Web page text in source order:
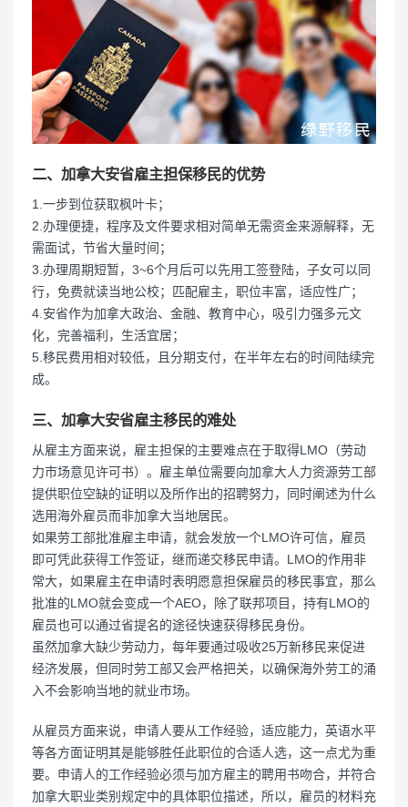
二、加拿大安省雇主担保移民的优势
1.一步到位获取枫叶卡；
2.办理便捷，程序及文件要求相对简单无需资金来源解释，无
需面试，节省大量时间；
3.办理周期短暂，3~6个月后可以先用工签登陆，子女可以同
行，免费就读当地公校；匹配雇主，职位丰富，适应性广；
4.安省作为加拿大政治、金融、教育中心，吸引力强多元文
化，完善福利，生活宜居；
5.移民费用相对较低，且分期支付，在半年左右的时间陆续完
成。
三、加拿大安省雇主移民的难处
从雇主方面来说，雇主担保的主要难点在于取得LMO（劳动
力市场意见许可书）。雇主单位需要向加拿大人力资源劳工部
提供职位空缺的证明以及所作出的招聘努力，同时阐述为什么
选用海外雇员而非加拿大当地居民。
如果劳工部批准雇主申请，就会发放一个LMO许可信，雇员
即可凭此获得工作签证，继而递交移民申请。LMO的作用非
常大，如果雇主在申请时表明愿意担保雇员的移民事宜，那么
批准的LMO就会变成一个AEO，除了联邦项目，持有LMO的
雇员也可以通过省提名的途径快速获得移民身份。
虽然加拿大缺少劳动力，每年要通过吸收25万新移民来促进
经济发展，但同时劳工部又会严格把关，以确保海外劳工的涌
入不会影响当地的就业市场。
从雇员方面来说，申请人要从工作经验，适应能力，英语水平
等各方面证明其是能够胜任此职位的合适人选，这一点尤为重
要。申请人的工作经验必须与加方雇主的聘用书吻合，并符合
加拿大职业类别规定中的具体职位描述，所以，雇员的材料充